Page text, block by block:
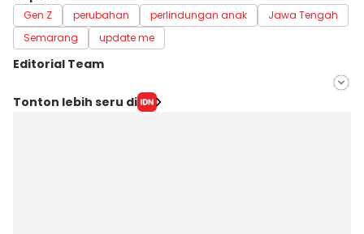
Gen Z perubahan perlindungan anak
Jawa Tengah
Semarang
update me
Editorial Team
Editor
Tonton lebih seru di